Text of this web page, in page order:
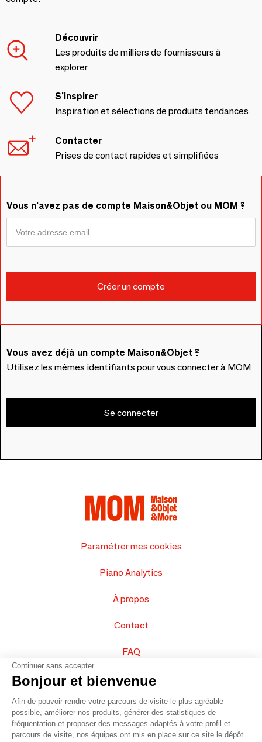
Découvrir
Les produits de milliers de fournisseurs à
explorer
S'inspirer
Inspiration et sélections de produits tendances
Contacter
Prises de contact rapides et simplifiées
Vous n'avez pas de compte Maison&Objet ou MOM ?
Vous avez déjà un compte Maison&Objet ?
Utilisez les mêmes identifiants pour vous connecter à MOM
Se connecter
Paramétrer mes cookies
Piano Analytics
À propos
Contact
FAQ
Vendez vos produits
Plan du site
Continuer sans accepter
Bonjour et bienvenue
Afin de pouvoir rendre votre parcours de visite le plus agréable
possible, améliorer nos produits, générer des statistiques de
fréquentation et proposer des messages adaptés à votre profil et
parcours de visite, nos équipes ont mis en place sur ce site le dépôt